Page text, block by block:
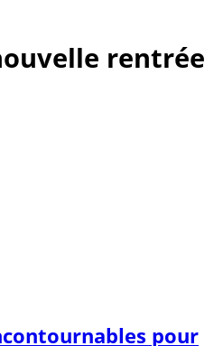
rentrée
pour